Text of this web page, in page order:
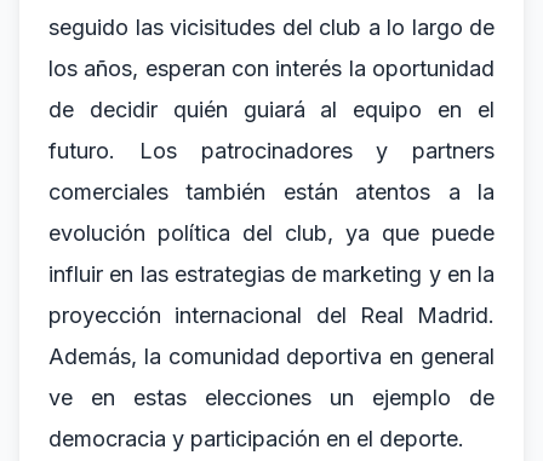
seguido las vicisitudes del club a lo largo de
los años, esperan con interés la oportunidad
de decidir quién guiará al equipo en el
futuro. Los patrocinadores y partners
comerciales también están atentos a la
evolución política del club, ya que puede
influir en las estrategias de marketing y en la
proyección internacional del Real Madrid.
Además, la comunidad deportiva en general
ve en estas elecciones un ejemplo de
democracia y participación en el deporte.